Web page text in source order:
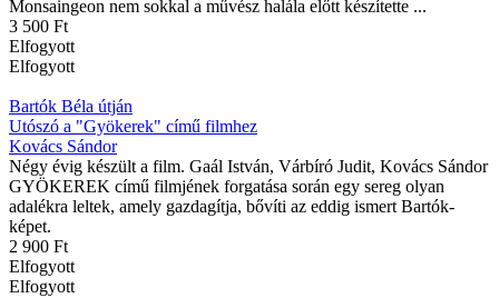
Monsaingeon nem sokkal a művész halála előtt készítette ...
3 500 Ft
Elfogyott
Elfogyott
Bartók Béla útján
Utószó a "Gyökerek" című filmhez
Kovács Sándor
Négy évig készült a film. Gaál István, Várbíró Judit, Kovács Sándor
GYÖKEREK című filmjének forgatása során egy sereg olyan
adalékra leltek, amely gazdagítja, bővíti az eddig ismert Bartók-
képet.
2 900 Ft
Elfogyott
Elfogyott